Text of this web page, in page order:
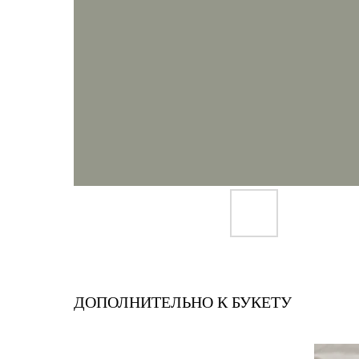
ДОПОЛНИТЕЛЬНО К БУКЕТУ